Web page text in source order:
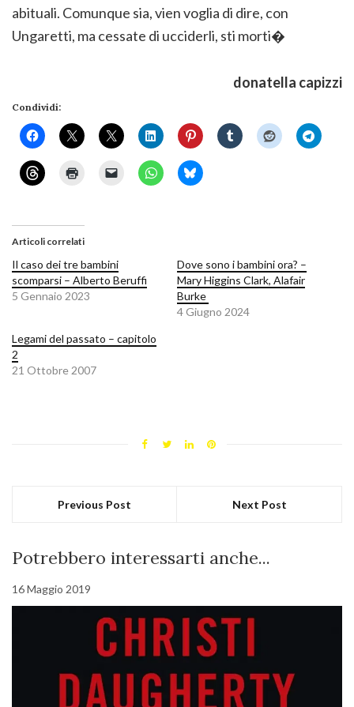
abituali. Comunque sia, vien voglia di dire, con
Ungaretti, ma cessate di ucciderli, sti morti�
donatella capizzi
Condividi:
Articoli correlati
Il caso dei tre bambini
scomparsi – Alberto Beruffi
5 Gennaio 2023
Dove sono i bambini ora? –
Mary Higgins Clark, Alafair
Burke
4 Giugno 2024
Legami del passato – capitolo
2
21 Ottobre 2007
Previous Post Next Post
Potrebbero interessarti anche...
16 Maggio 2019